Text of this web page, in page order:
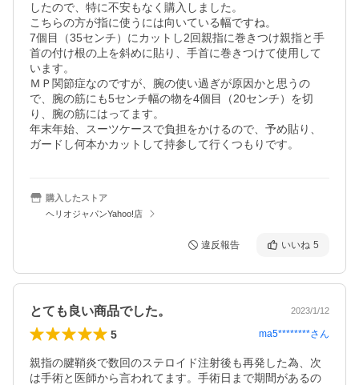
したので、特に不安もなく購入しました。
こちらの方が指に使うには向いている幅ですね。
7個目（35センチ）にカットし2回親指に巻きつけ親指と手
首の付け根の上を斜めに貼り、手首に巻きつけて使用して
います。
ＭＰ関節症なのですが、腕の使い過ぎが原因かと思うの
で、腕の筋にも5センチ幅の物を4個目（20センチ）を切
り、腕の筋にはってます。
年末年始、スーツケースで負担をかけるので、予め貼り、
ガードし何本かカットして持参して行くつもりです。
購入したストア
ヘリオジャパンYahoo!店
違反報告 いいね 5
とても良い商品でした。 2023/1/12
5 ma5********さん
親指の腱鞘炎で数回のステロイド注射後も再発した為、次
は手術と医師から言われてます。手術日まで期間があるの